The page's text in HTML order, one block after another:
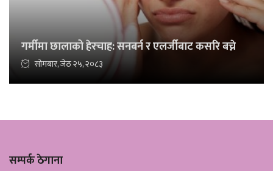
गर्मीमा छालाको हेरचाह: सनबर्न र एलर्जीबाट कसरि बच्ने
सोमबार, जेठ २५, २०८३
सम्पर्क ठेगाना